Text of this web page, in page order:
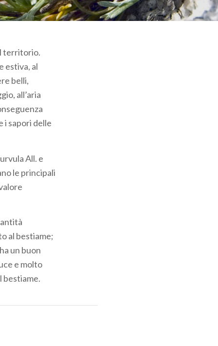
territorio.
estiva, al
belli,
all’aria
i sapori delle
All. e
le principali
al bestiame;
un buon
e molto
bestiame.